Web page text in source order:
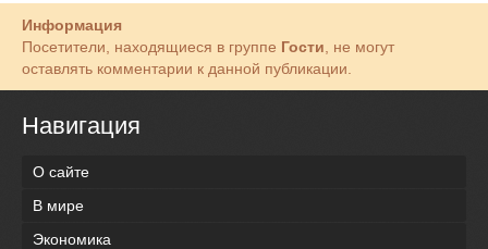
Информация
Посетители, находящиеся в группе Гости, не могут
оставлять комментарии к данной публикации.
Навигация
О сайте
В мире
Экономика